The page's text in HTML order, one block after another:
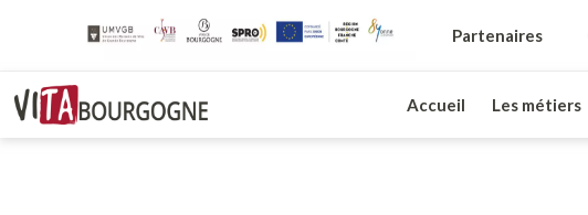
Partenaires
Accueil Les métiers